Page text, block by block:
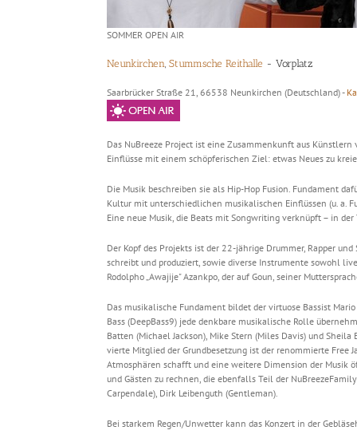
SOMMER OPEN AIR
Neunkirchen Stummsche Reithalle - Vorplatz
Saarbrücker Straße 21, 66538 Neunkirchen (Deutschland) -
Das NuBreeze Project ist eine Zusammenkunft aus
Einflüsse mit einem schöpferischen Ziel: etwas Neues zu
Die Musik beschreiben sie als Hip-Hop Fusion. Fundament
Kultur mit unterschiedlichen musikalischen Einflüssen (u. a.
Eine neue Musik, die Beats mit Songwriting verknüpft – in
Der Kopf des Projekts ist der 22-jährige Drummer, Rapper
schreibt und produziert, sowie diverse Instrumente sowohl
Rodolpho „Awajije" Azankpo, der auf Goun, seiner
Das musikalische Fundament bildet der virtuose Bassist
Bass (DeepBass9) jede denkbare musikalische Rolle
Batten (Michael Jackson), Mike Stern (Miles Davis) und
vierte Mitglied der Grundbesetzung ist der renommierte Free
Atmosphären schafft und eine weitere Dimension der
und Gästen zu rechnen, die ebenfalls Teil der
Carpendale), Dirk Leibenguth (Gentleman).
Bei starkem Regen/Unwetter kann das Konzert in der